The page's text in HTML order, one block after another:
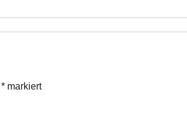
* markiert